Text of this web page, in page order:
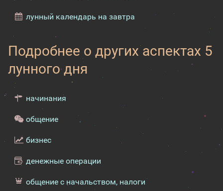
лунный календарь на завтра
Подробнее о других аспектах 5
лунного дня
начинания
общение
бизнес
денежные операции
общение с начальством, налоги